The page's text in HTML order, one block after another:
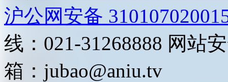
沪公网安备
线：021-31268888 网站
箱： jubao@aniu.tv